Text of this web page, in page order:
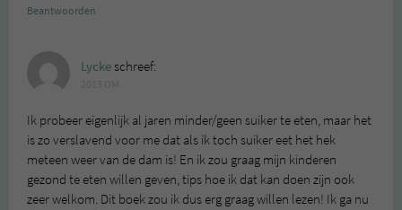
Beantwoorden
Lyckeschreef:
Ik probeer eigenlijk al jaren minder/geen suiker te eten, maar het
is zo verslavend voor me dat als ik toch suiker eet het hek
meteen weer van de dam is! En ik zou graag mijn kinderen
gezond te eten willen geven, tips hoe ik dat kan doen zijn ook
zeer welkom. Dit boek zou ik dus erg graag willen lezen! Ik ga nu